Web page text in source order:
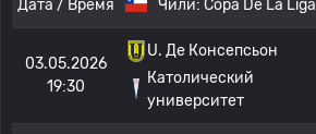
Дата / Время Чили: Copa De La Liga
03.05.2026
19:30
U. Де Консепсьон
Католический
университет